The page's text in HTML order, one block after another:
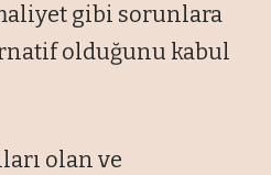
gibi sorunlara
olduğunu kabul
olan ve